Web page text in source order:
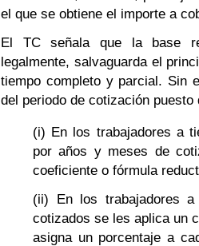
el que se obtiene el importe a
El TC señala que la base
legalmente, salvaguarda el
tiempo completo y parcial. Sin
del periodo de cotización puesto
(i) En los trabajadores a
por años y meses de
coeficiente o fórmula
(ii) En los trabajadores
cotizados se les aplica un
asigna un porcentaje a